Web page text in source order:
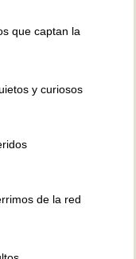
que captan la
y curiosos
de la red